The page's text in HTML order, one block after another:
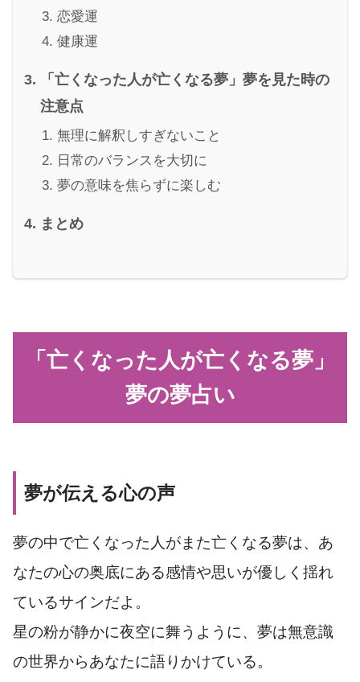
恋愛運
健康運
「亡くなった人が亡くなる夢」夢を見た時の
注意点
無理に解釈しすぎないこと
日常のバランスを大切に
夢の意味を焦らずに楽しむ
まとめ
「亡くなった人が亡くなる夢」
夢の夢占い
夢が伝える心の声
夢の中で亡くなった人がまた亡くなる夢は、あ
なたの心の奥底にある感情や思いが優しく揺れ
ているサインだよ。
星の粉が静かに夜空に舞うように、夢は無意識
の世界からあなたに語りかけている。